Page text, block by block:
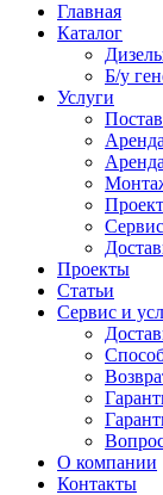
Главная
Каталог
Б/у
Услуги
Проекты
Статьи
Сервис и
О компании
Контакты